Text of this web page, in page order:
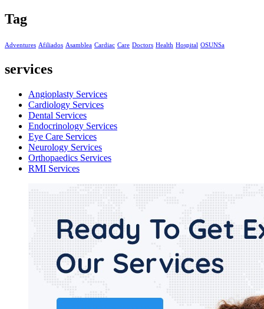
Tag
Adventures Afiliados Asamblea Cardiac Care Doctors Health Hospital OSUNSa
services
Angioplasty Services
Cardiology Services
Dental Services
Endocrinology Services
Eye Care Services
Neurology Services
Orthopaedics Services
RMI Services